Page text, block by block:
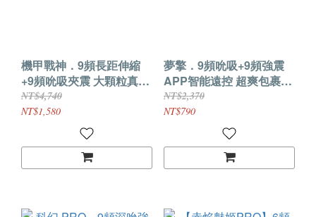
機甲戰神．9頻長距伸縮
+9頻吮吸夾震 大顆粒真剮
蹭 尊享女神級全自動衝擊
飛機杯【APP智控款】
NT$4,740
NT$1,580
夢擎．9頻吮吸+9頻強震
APP智能遠控 超爽包裹深
入刺激飛機杯
NT$2,370
NT$790